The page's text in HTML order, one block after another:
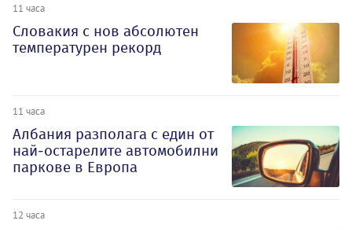
11 часа
Словакия с нов абсолютен
температурен рекорд
11 часа
Албания разполага с един от
най-остарелите автомобилни
паркове в Европа
12 часа